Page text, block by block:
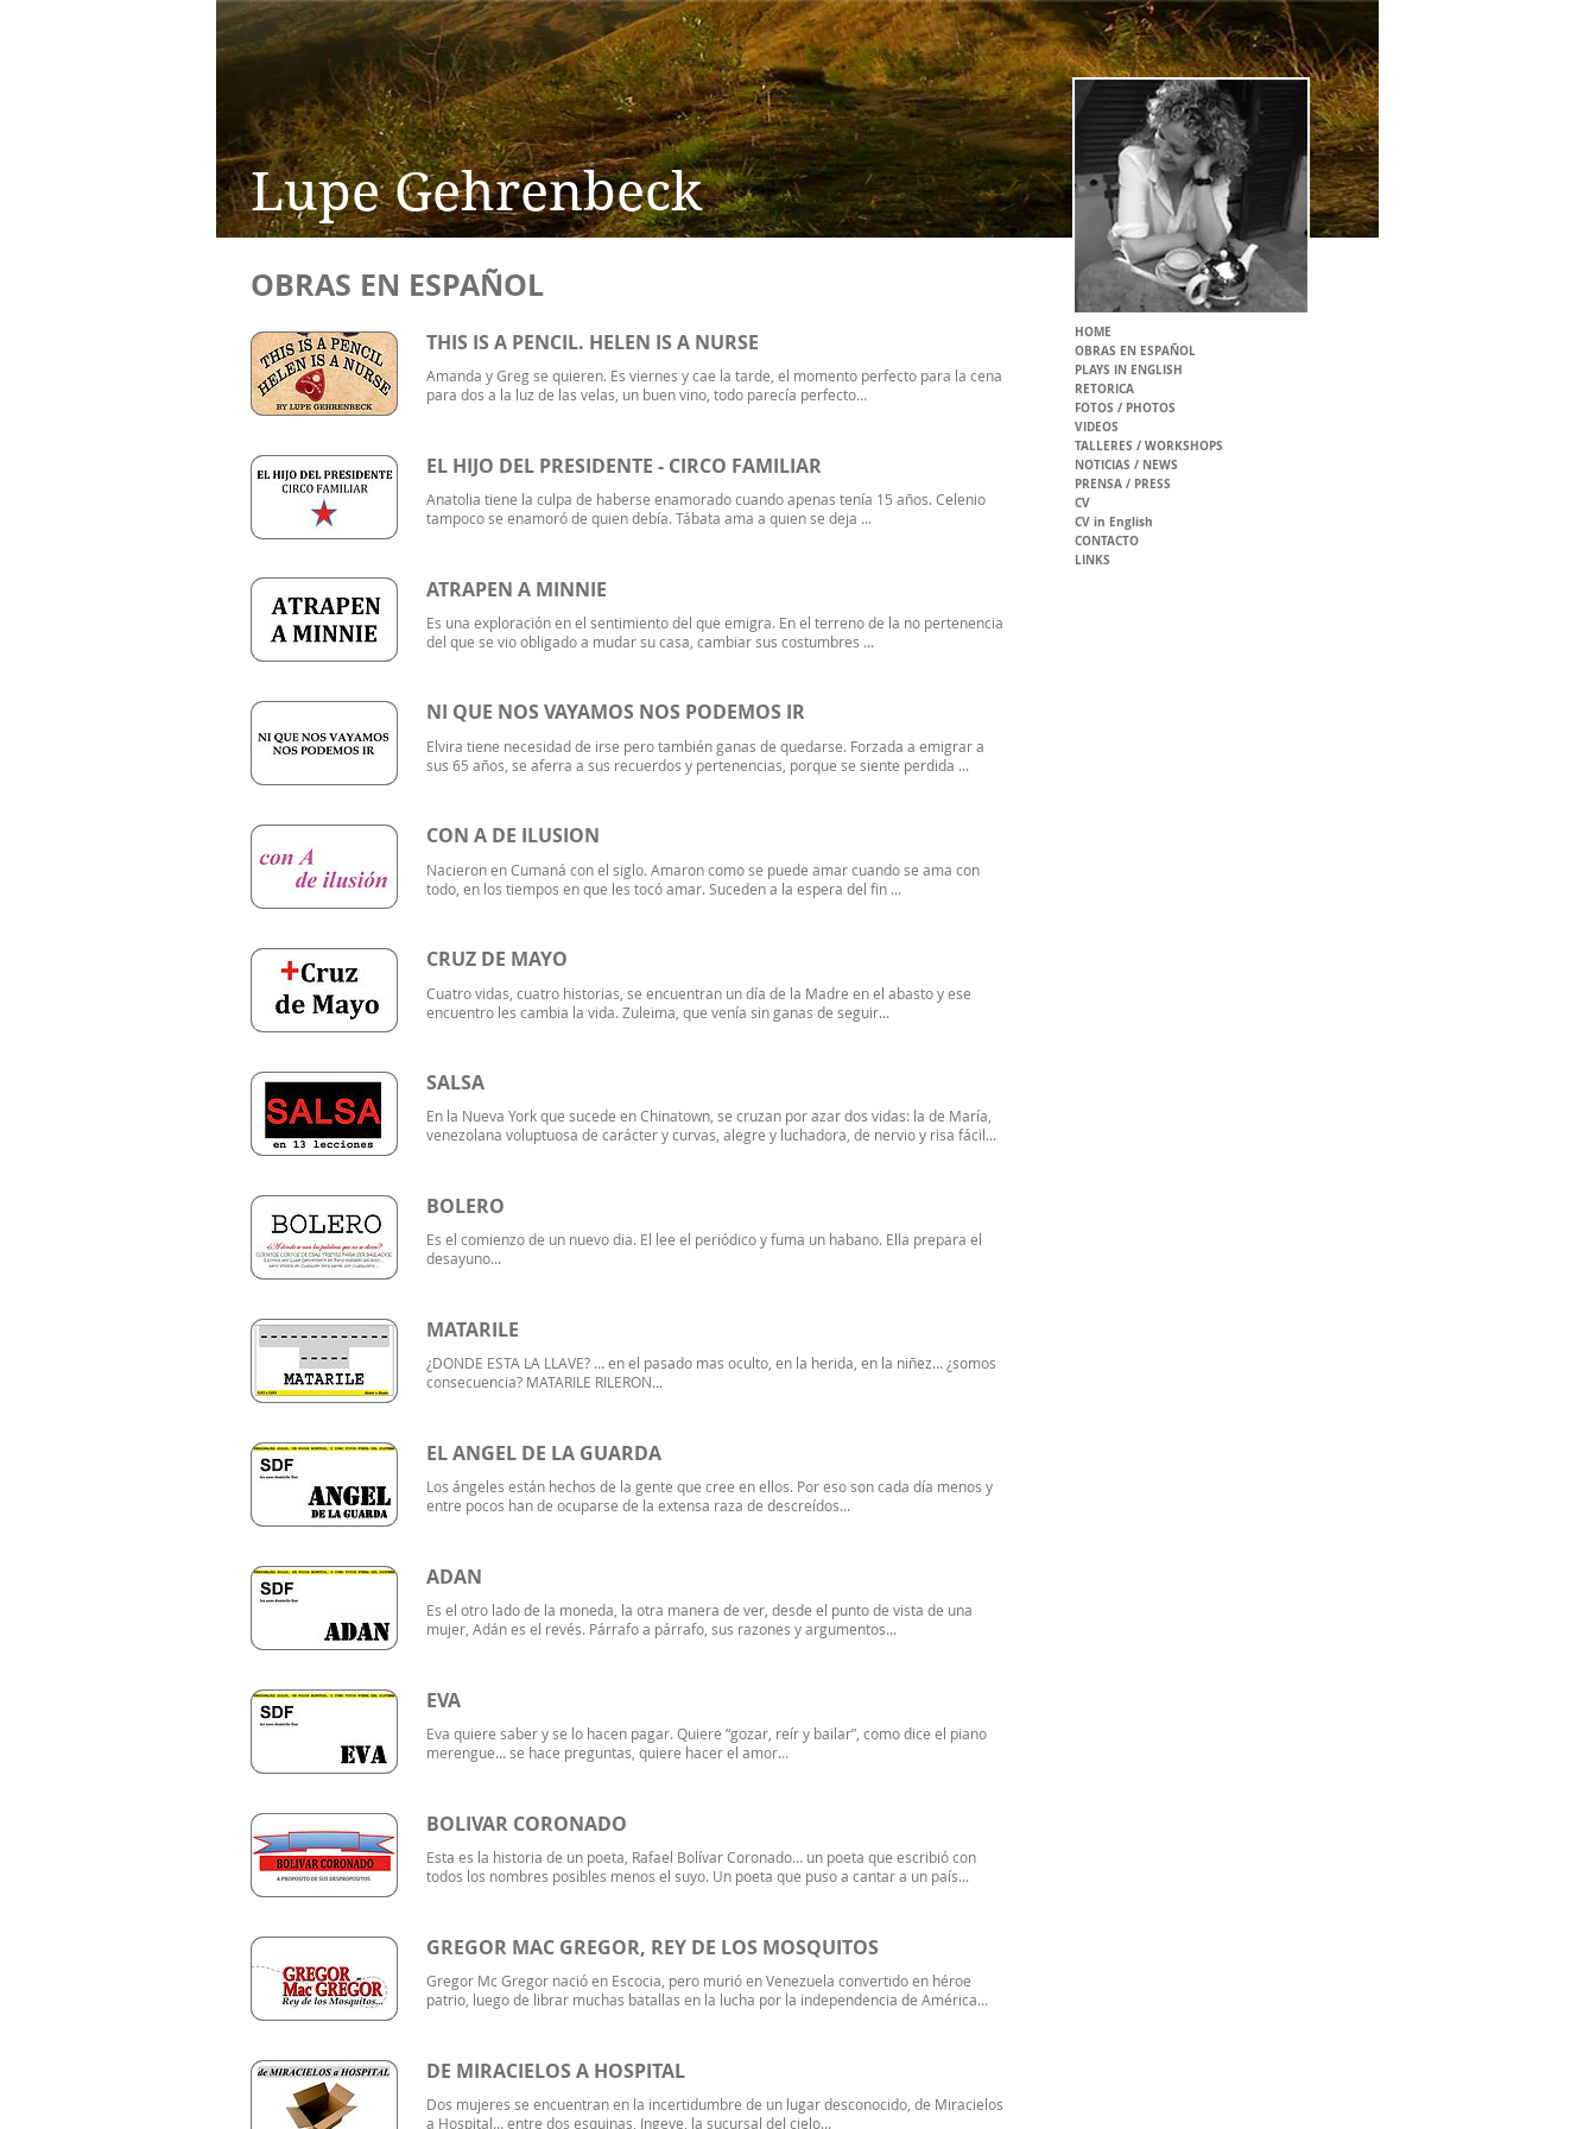
Lupe Gehrenbeck
OBRAS EN ESPAÑOL
THIS IS A PENCIL. HELEN IS A NURSE
Amanda y Greg se quieren. Es viernes y cae la tarde, el momento perfecto para la cena
para dos a la luz de las velas, un buen vino, todo parecía perfecto…
EL HIJO DEL PRESIDENTE - CIRCO FAMILIAR
Anatolia tiene la culpa de haberse enamorado cuando apenas tenía 15 años. Celenio
tampoco se enamoró de quien debía. Tábata ama a quien se deja ...
ATRAPEN A MINNIE
Es una exploración en el sentimiento del que emigra. En el terreno de la no pertenencia
del que se vio obligado a mudar su casa, cambiar sus costumbres ...
NI QUE NOS VAYAMOS NOS PODEMOS IR
Elvira tiene necesidad de irse pero también ganas de quedarse. Forzada a emigrar a
sus 65 años, se aferra a sus recuerdos y pertenencias, porque se siente perdida ...
CON A DE ILUSION
Nacieron en Cumaná con el siglo. Amaron como se puede amar cuando se ama con
todo, en los tiempos en que les tocó amar. Suceden a la espera del fin ...
CRUZ DE MAYO
Cuatro vidas, cuatro historias, se encuentran un día de la Madre en el abasto y ese
encuentro les cambia la vida. Zuleima, que venía sin ganas de seguir...
SALSA
En la Nueva York que sucede en Chinatown, se cruzan por azar dos vidas: la de María,
venezolana voluptuosa de carácter y curvas, alegre y luchadora, de nervio y risa fácil...
BOLERO
Es el comienzo de un nuevo dia. El lee el periódico y fuma un habano. Ella prepara el
desayuno...
MATARILE
¿DONDE ESTA LA LLAVE? … en el pasado mas oculto, en la herida, en la niñez… ¿somos
consecuencia? MATARILE RILERON...
EL ANGEL DE LA GUARDA
Los ángeles están hechos de la gente que cree en ellos. Por eso son cada día menos y
entre pocos han de ocuparse de la extensa raza de descreídos...
ADAN
Es el otro lado de la moneda, la otra manera de ver, desde el punto de vista de una
mujer, Adán es el revés. Párrafo a párrafo, sus razones y argumentos...
EVA
Eva quiere saber y se lo hacen pagar. Quiere “gozar, reír y bailar”, como dice el piano
merengue… se hace preguntas, quiere hacer el amor...
BOLIVAR CORONADO
Esta es la historia de un poeta, Rafael Bolívar Coronado… un poeta que escribió con
todos los nombres posibles menos el suyo. Un poeta que puso a cantar a un país...
GREGOR MAC GREGOR, REY DE LOS MOSQUITOS
Gregor Mc Gregor nació en Escocia, pero murió en Venezuela convertido en héroe
patrio, luego de librar muchas batallas en la lucha por la independencia de América...
DE MIRACIELOS A HOSPITAL
Dos mujeres se encuentran en la incertidumbre de un lugar desconocido, de Miracielos
a Hospital… entre dos esquinas, Ingeve, la sucursal del cielo...
HOME
OBRAS EN ESPAÑOL
PLAYS IN ENGLISH
RETORICA
FOTOS / PHOTOS
VIDEOS
TALLERES / WORKSHOPS
NOTICIAS / NEWS
PRENSA / PRESS
CV
CV in English
CONTACTO
LINKS